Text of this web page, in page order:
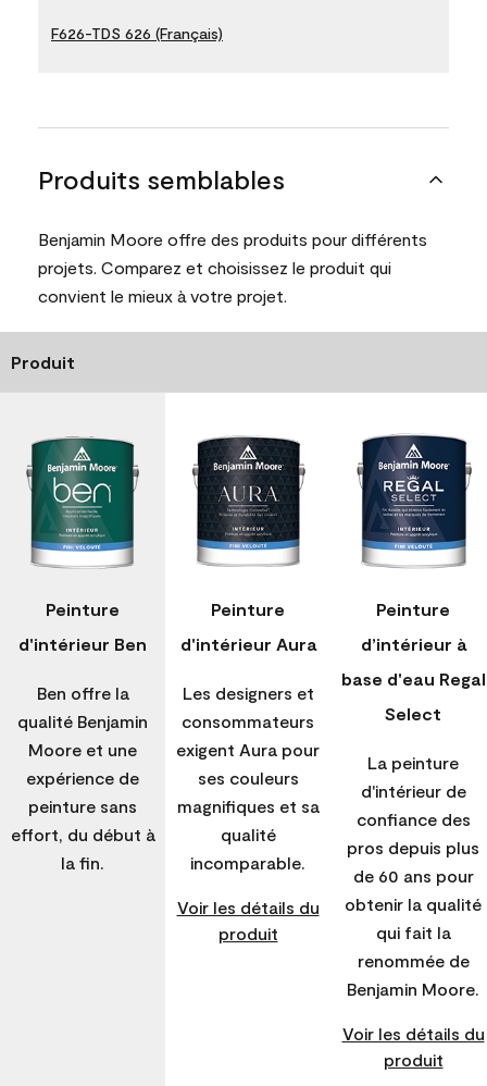
F626-TDS 626 (Français)
Produits semblables
Benjamin Moore offre des produits pour différents
projets. Comparez et choisissez le produit qui
convient le mieux à votre projet.
Produit
Peinture
d'intérieur Ben
Ben offre la
qualité Benjamin
Moore et une
expérience de
peinture sans
effort, du début à
la fin.
Peinture
d'intérieur Aura
Les designers et
consommateurs
exigent Aura pour
ses couleurs
magnifiques et sa
qualité
incomparable.
Voir les détails du
produit
Peinture
d’intérieur à
base d'eau Regal
Select
La peinture
d'intérieur de
confiance des
pros depuis plus
de 60 ans pour
obtenir la qualité
qui fait la
renommée de
Benjamin Moore.
Voir les détails du
produit